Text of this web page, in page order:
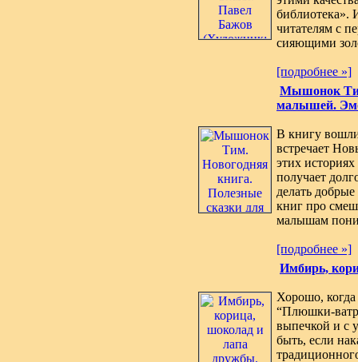
библиотека».
читателям с
сияющими
[подробнее »]
Мышонок
малышей.
В книгу
встречает
этих
получает
делать
книг про
малышам
[подробнее »]
Имбирь,
Хорошо, когда
“Плюшки-
выпечкой и с
быть, если